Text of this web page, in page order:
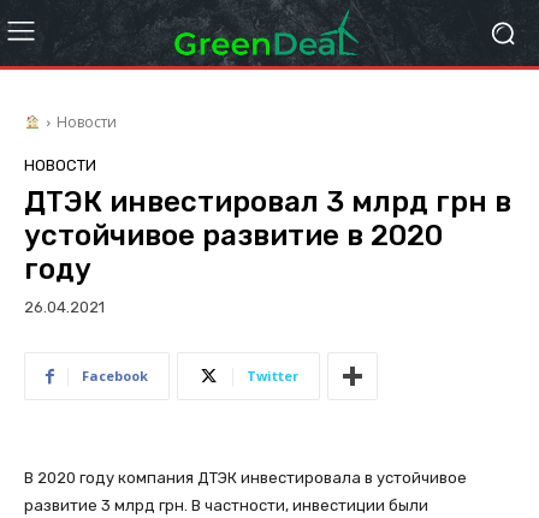
Новости
НОВОСТИ
ДТЭК инвестировал 3 млрд грн в
устойчивое развитие в 2020
году
26.04.2021
Facebook Twitter
В 2020 году компания ДТЭК инвестировала в устойчивое
развитие 3 млрд грн. В частности, инвестиции были